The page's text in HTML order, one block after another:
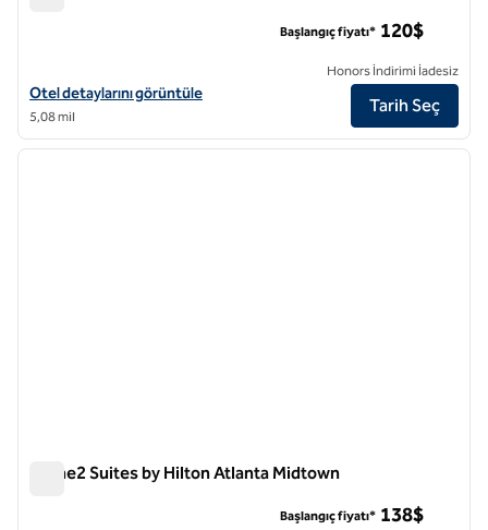
Hilton Atlanta için otel detaylarını görüntüleyin
Otel detaylarını görüntüle
5,08 mil
Başlangıç fiyatı* 120$
Honors İndirimi İadesiz
Tarih Seç
1/12
1 / 12
Home2 Suites by Hilton Atlanta Midtown
Başlangıç fiyatı* 138$